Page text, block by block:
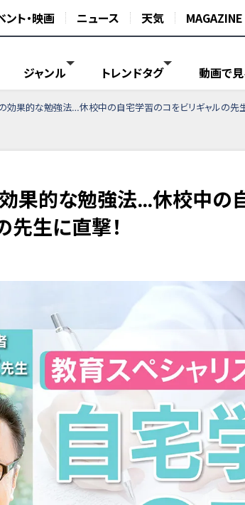
ント・映画 ニュース 天気 MAGAZINE
ジャンル トレンドタグ 動画で見
の効果的な勉強法…休校中の自宅学習のコをビリギャルの先
効果的な勉強法…休校中の
先生に直撃！